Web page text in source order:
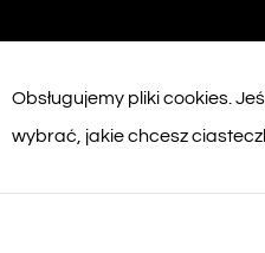
Obsługujemy pliki cookies.
wybrać, jakie chcesz